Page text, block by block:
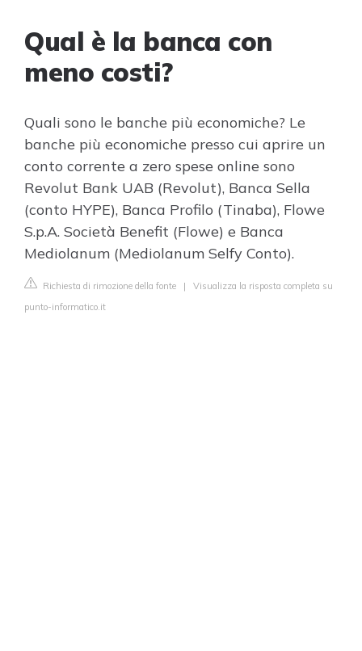
Qual è la banca con
meno costi?
Quali sono le banche più economiche? Le
banche più economiche presso cui aprire un
conto corrente a zero spese online sono
Revolut Bank UAB (Revolut), Banca Sella
(conto HYPE), Banca Profilo (Tinaba), Flowe
S.p.A. Società Benefit (Flowe) e Banca
Mediolanum (Mediolanum Selfy Conto).
Richiesta di rimozione della fonte | Visualizza la risposta completa su
punto-informatico.it